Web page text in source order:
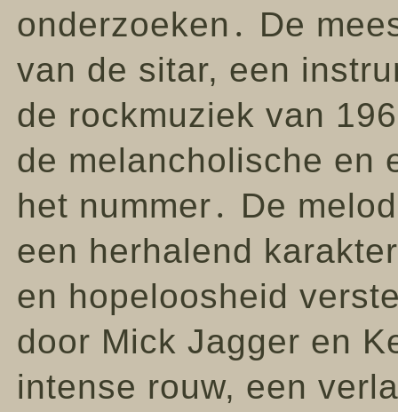
onderzoeken․ De
van de sitar, een
de rockmuziek van
de melancholische en
het nummer․ De
een herhalend
en hopeloosheid
door Mick Jagger en
intense rouw, een